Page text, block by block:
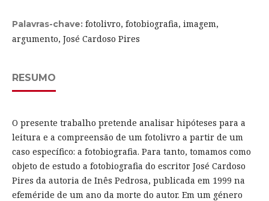
Palavras-chave: fotolivro, fotobiografia, imagem,
argumento, José Cardoso Pires
RESUMO
O presente trabalho pretende analisar hipóteses para a
leitura e a compreensão de um fotolivro a partir de um
caso específico: a fotobiografia. Para tanto, tomamos como
objeto de estudo a fotobiografia do escritor José Cardoso
Pires da autoria de Inês Pedrosa, publicada em 1999 na
efeméride de um ano da morte do autor. Em um género